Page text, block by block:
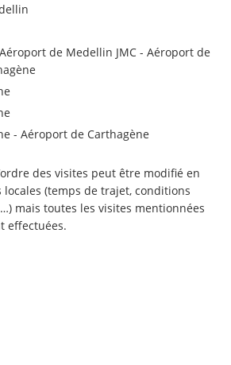
de Medellin JMC - Aéroport de
- Aéroport de Carthagène
des visites peut être modifié en
(temps de trajet, conditions
mais toutes les visites mentionnées
effectuées.